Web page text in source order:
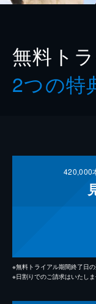
無料ト
2つの特
420,000
※無料トライアル期間終了日
※日割りでのご請求はいたしま